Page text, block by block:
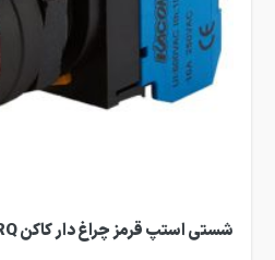
شستی استپ قرمز چراغ دار کاکن KACON J2-27RQ